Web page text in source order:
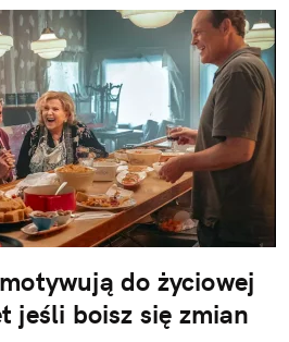
do życiowej
jeśli boisz się zmian